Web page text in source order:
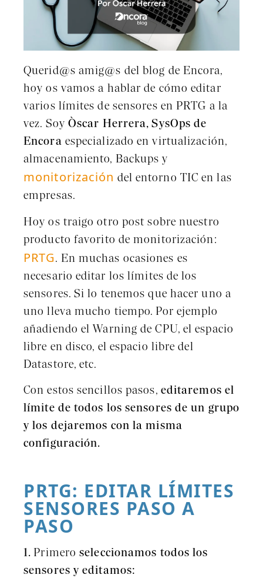
Querid@s amig@s del blog de Encora,
hoy os vamos a hablar de cómo editar
varios límites de sensores en PRTG a la
vez. Soy Òscar Herrera, SysOps de
Encora especializado en virtualización,
almacenamiento, Backups y
monitorización del entorno TIC en las
empresas.
Hoy os traigo otro post sobre nuestro
producto favorito de monitorización:
PRTG . En muchas ocasiones es
necesario editar los límites de los
sensores. Si lo tenemos que hacer uno a
uno lleva mucho tiempo. Por ejemplo
añadiendo el Warning de CPU, el espacio
libre en disco, el espacio libre del
Datastore, etc.
Con estos sencillos pasos, editaremos el
límite de todos los sensores de un grupo
y los dejaremos con la misma
configuración.
PRTG: EDITAR LÍMITES
SENSORES PASO A
PASO
1.Primeroseleccionamos todos los
sensores y editamos: